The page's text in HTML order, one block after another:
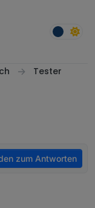
Tester
zum Antworten